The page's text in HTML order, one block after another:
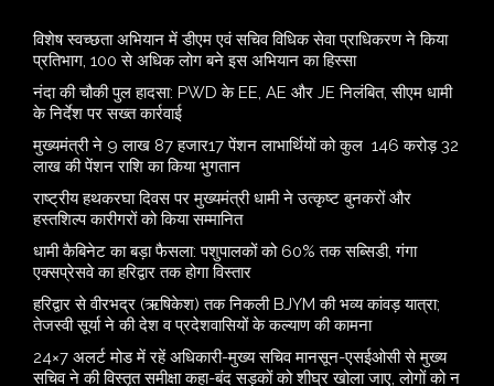
विशेष स्वच्छता अभियान में डीएम एवं सचिव विधिक सेवा प्राधिकरण ने किया
प्रतिभाग, 100 से अधिक लोग बने इस अभियान का हिस्सा
नंदा की चौकी पुल हादसा: PWD के EE, AE और JE निलंबित, सीएम धामी
के निर्देश पर सख्त कार्रवाई
मुख्यमंत्री ने 9 लाख 87 हजार17 पेंशन लाभार्थियों को कुल 146 करोड़ 32
लाख की पेंशन राशि का किया भुगतान
राष्ट्रीय हथकरघा दिवस पर मुख्यमंत्री धामी ने उत्कृष्ट बुनकरों और
हस्तशिल्प कारीगरों को किया सम्मानित
​धामी कैबिनेट का बड़ा फैसला: पशुपालकों को 60% तक सब्सिडी, गंगा
एक्सप्रेसवे का हरिद्वार तक होगा विस्तार
​हरिद्वार से वीरभद्र (ऋषिकेश) तक निकली BJYM की भव्य कांवड़ यात्रा;
तेजस्वी सूर्या ने की देश व प्रदेशवासियों के कल्याण की कामना
24×7 अलर्ट मोड में रहें अधिकारी-मुख्य सचिव मानसून-एसईओसी से मुख्य
सचिव ने की विस्तृत समीक्षा कहा-बंद सड़कों को शीघ्र खोला जाए, लोगों को न